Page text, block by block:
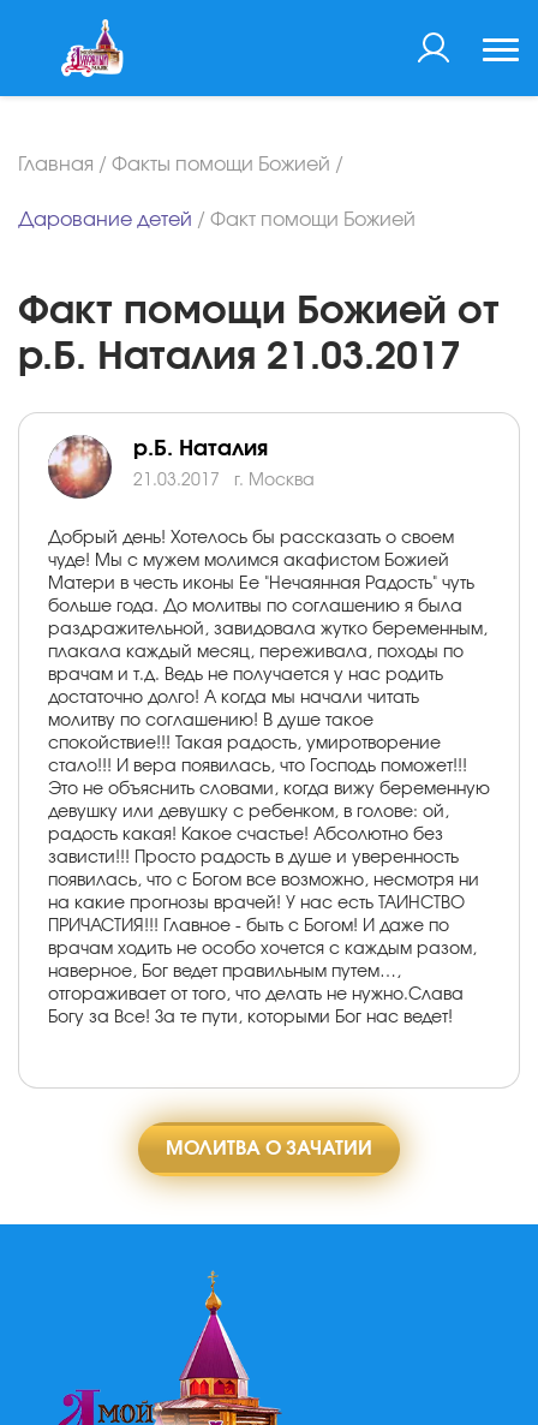
Главная / Факты помощи Божией /
Дарование детей / Факт помощи Божией
Факт помощи Божией от
р.Б. Наталия 21.03.2017
р.Б. Наталия
21.03.2017 г. Москва
Добрый день! Хотелось бы рассказать о своем
чуде! Мы с мужем молимся акафистом Божией
Матери в честь иконы Ее "Нечаянная Радость" чуть
больше года. До молитвы по соглашению я была
раздражительной, завидовала жутко беременным,
плакала каждый месяц, переживала, походы по
врачам и т.д. Ведь не получается у нас родить
достаточно долго! А когда мы начали читать
молитву по соглашению! В душе такое
спокойствие!!! Такая радость, умиротворение
стало!!! И вера появилась, что Господь поможет!!!
Это не объяснить словами, когда вижу беременную
девушку или девушку с ребенком, в голове: ой,
радость какая! Какое счастье! Абсолютно без
зависти!!! Просто радость в душе и уверенность
появилась, что с Богом все возможно, несмотря ни
на какие прогнозы врачей! У нас есть ТАИНСТВО
ПРИЧАСТИЯ!!! Главное - быть с Богом! И даже по
врачам ходить не особо хочется с каждым разом,
наверное, Бог ведет правильным путем…,
отгораживает от того, что делать не нужно.Слава
Богу за Все! За те пути, которыми Бог нас ведет!
МОЛИТВА О ЗАЧАТИИ